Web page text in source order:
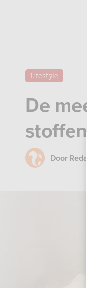
De
Lifestyle
Door